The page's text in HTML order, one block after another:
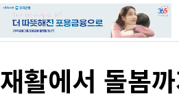
재활에서 돌봄